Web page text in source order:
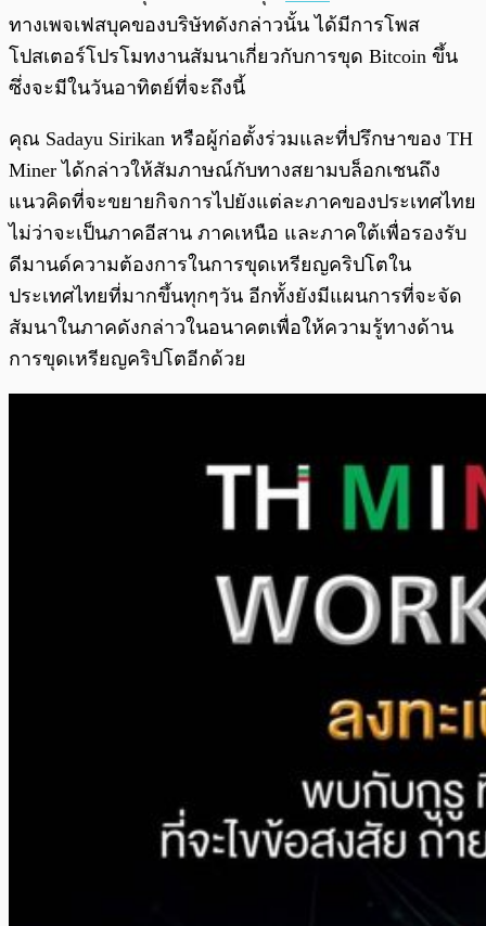
ทางเพจเฟสบุคของบริษัทดังกล่าวนั้น ได้มีการโพส
โปสเตอร์โปรโมทงานสัมนาเกี่ยวกับการขุด Bitcoin ขึ้น
ซึ่งจะมีในวันอาทิตย์ที่จะถึงนี้
คุณ Sadayu Sirikan หรือผู้ก่อตั้งร่วมและที่ปรึกษาของ TH
Miner ได้กล่าวให้สัมภาษณ์กับทางสยามบล็อกเชนถึง
แนวคิดที่จะขยายกิจการไปยังแต่ละภาคของประเทศไทย
ไม่ว่าจะเป็นภาคอีสาน ภาคเหนือ และภาคใต้เพื่อรองรับ
ดีมานด์ความต้องการในการขุดเหรียญคริปโตใน
ประเทศไทยที่มากขึ้นทุกๆวัน อีกทั้งยังมีแผนการที่จะจัด
สัมนาในภาคดังกล่าวในอนาคตเพื่อให้ความรู้ทางด้าน
การขุดเหรียญคริปโตอีกด้วย